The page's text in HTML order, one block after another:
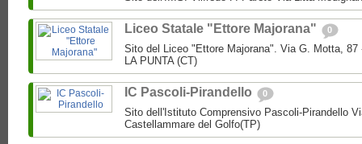
Liceo Statale "Ettore Majorana" 0
Sito del Liceo "Ettore Majorana". Via G. Motta, 87
LA PUNTA (CT)
IC Pascoli-Pirandello 0
Sito dell'Istituto Comprensivo Pascoli-Pirandello
Castellammare del Golfo(TP)